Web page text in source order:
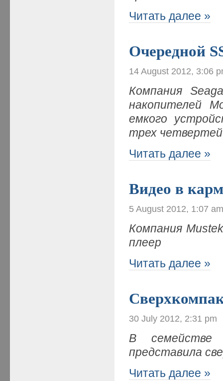
Читать далее »
Очередной
14 August 2012, 3:06
Компания
накопителей
емкого
трех
Читать далее »
Видео в
5 August 2012, 1:07
Компания
плеер
Читать далее »
30 July 2012, 2:31 pm
В семействе
представила
Читать далее »